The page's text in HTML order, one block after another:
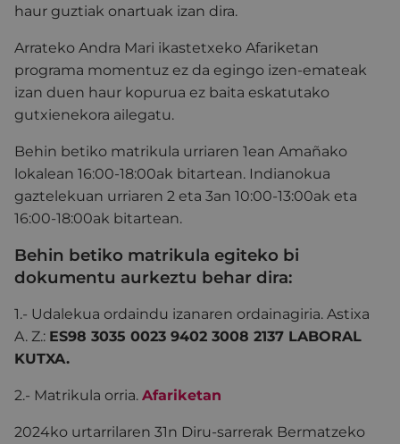
haur guztiak onartuak izan dira.
Arrateko Andra Mari ikastetxeko Afariketan
programa momentuz ez da egingo izen-emateak
izan duen haur kopurua ez baita eskatutako
gutxienekora ailegatu.
Behin betiko matrikula urriaren 1ean Amañako
lokalean 16:00-18:00ak bitartean. Indianokua
gaztelekuan urriaren 2 eta 3an 10:00-13:00ak eta
16:00-18:00ak bitartean.
Behin betiko matrikula egiteko bi
dokumentu aurkeztu behar dira:
1.- Udalekua ordaindu izanaren ordainagiria. Astixa
A. Z.: ES98 3035 0023 9402 3008 2137 LABORAL
KUTXA.
2.- Matrikula orria. Afariketan
2024ko urtarrilaren 31n Diru-sarrerak Bermatzeko